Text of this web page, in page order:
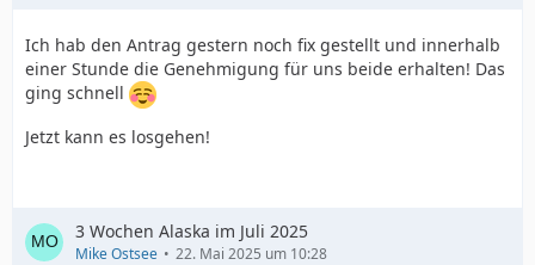
Ich hab den Antrag gestern noch fix gestellt und innerhalb
einer Stunde die Genehmigung für uns beide erhalten! Das
ging schnell
Jetzt kann es losgehen!
3 Wochen Alaska im Juli 2025
Mike Ostsee 22. Mai 2025 um 10:28